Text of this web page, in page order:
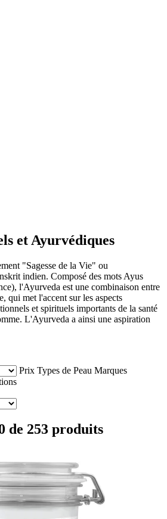
et Ayurvédiques
"Sagesse de la Vie" ou
indien. Composé des mots Ayus
l'Ayurveda est une combinaison entre
qui met l'accent sur les aspects
et spirituels importants de la santé
L'Ayurveda a ainsi une aspiration
Prix Types de Peau Marques
de 253 produits